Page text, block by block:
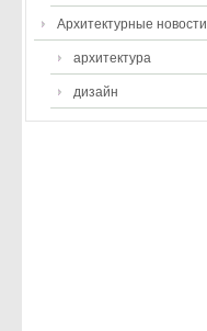
Архитектурные новости
архитектура
дизайн